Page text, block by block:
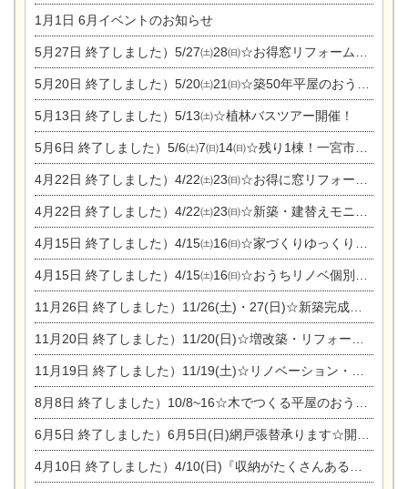
1月1日 6月イベントのお知らせ
5月27日 終了しました）5/27㈯28㈰☆お得窓リフォーム個別相談会
5月20日 終了しました）5/20㈯21㈰☆築50年平屋のおうちリノベーション完成見学会
5月13日 終了しました）5/13㈯☆植林バスツアー開催！
5月6日 終了しました）5/6㈯7㈰14㈰☆残り1棟！一宮市限定モニター募集相談会(新築・建替え)
4月22日 終了しました）4/22㈯23㈰☆お得に窓リフォーム個別相談会
4月22日 終了しました）4/22㈯23㈰☆新築・建替えモニター募集個別相談会
4月15日 終了しました）4/15㈯16㈰☆家づくりゆっくりじっくり個別相談会
4月15日 終了しました）4/15㈯16㈰☆おうちリノベ個別相談会
11月26日 終了しました）11/26(土)・27(日)☆新築完成見学会 in一宮市あずら
11月20日 終了しました）11/20(日)☆増改築・リフォームまつり＆秋の味覚まつり＆芸術祭
11月19日 終了しました）11/19(土)☆リノベーション・家の修理まつり＆増改築・リフォームまつりin扶桑ゴルフ
8月8日 終了しました）10/8~16☆木でつくる平屋のおうちのつくり方【完全予約制】
6月5日 終了しました）6月5日(日)網戸張替承ります☆開催！
4月10日 終了しました）4/10(日)『収納がたくさんあるおうち現場見学会』